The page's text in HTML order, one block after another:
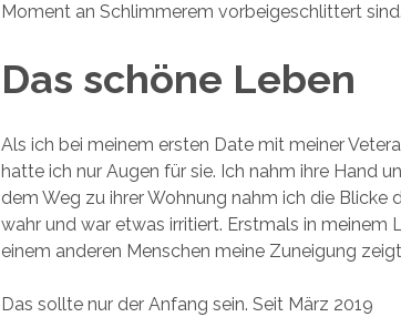
Moment an Schlimmerem vorbeigeschlittert sind.
Das schöne Leben
Als ich bei meinem ersten Date mit meiner
hatte ich nur Augen für sie. Ich nahm ihre Hand
dem Weg zu ihrer Wohnung nahm ich die Blicke
wahr und war etwas irritiert. Erstmals in meinem
einem anderen Menschen meine Zuneigung
Das sollte nur der Anfang sein. Seit März 2019